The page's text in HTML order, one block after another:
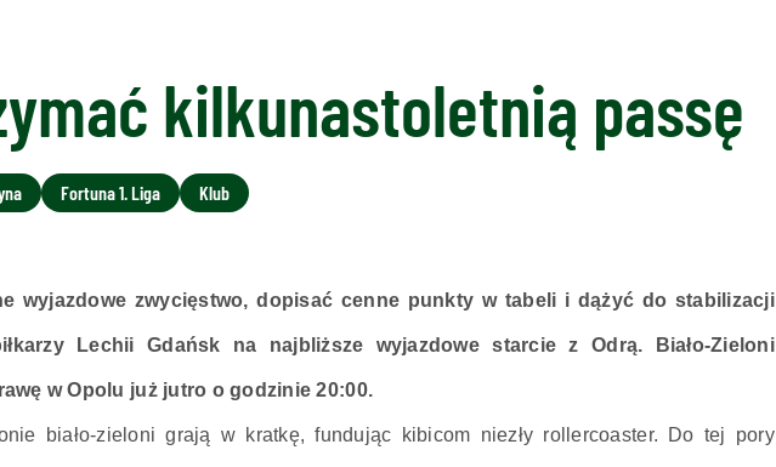
kilkunastoletnią passę
Fortuna 1. Liga Klub
wyjazdowe zwycięstwo, dopisać cenne punkty w tabeli i dążyć do stabilizacji
Lechii Gdańsk na najbliższe wyjazdowe starcie z Odrą. Biało-Zieloni
w Opolu już jutro o godzinie 20:00.
biało-zieloni grają w kratkę, fundując kibicom niezły rollercoaster. Do tej pory